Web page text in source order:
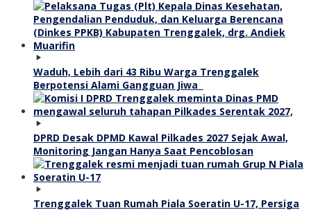
Waduh, Lebih dari 43 Ribu Warga Trenggalek
Berpotensi Alami Gangguan Jiwa
DPRD Desak DPMD Kawal Pilkades 2027 Sejak Awal,
Monitoring Jangan Hanya Saat Pencoblosan
Trenggalek Tuan Rumah Piala Soeratin U-17, Persiga